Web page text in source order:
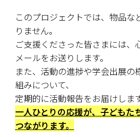
このプロジェクトでは、物品な
りません。
ご支援くださった皆さまには、
メールをお送りします。
また、活動の進捗や学会出展の
組みについて、
定期的に活動報告をお届けします
一人ひとりの応援が、子どもた
つながります。